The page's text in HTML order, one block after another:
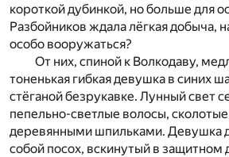
короткой дубинкой, но больше для
Разбойников ждала лёгкая добыча,
особо вооружаться?
От них, спиной к Волкодаву,
тоненькая гибкая девушка в синих
стёганой безрукавке. Лунный свет
пепельно-светлые волосы,
деревянными шпильками. Девушка
собой посох, вскинутый в защитном